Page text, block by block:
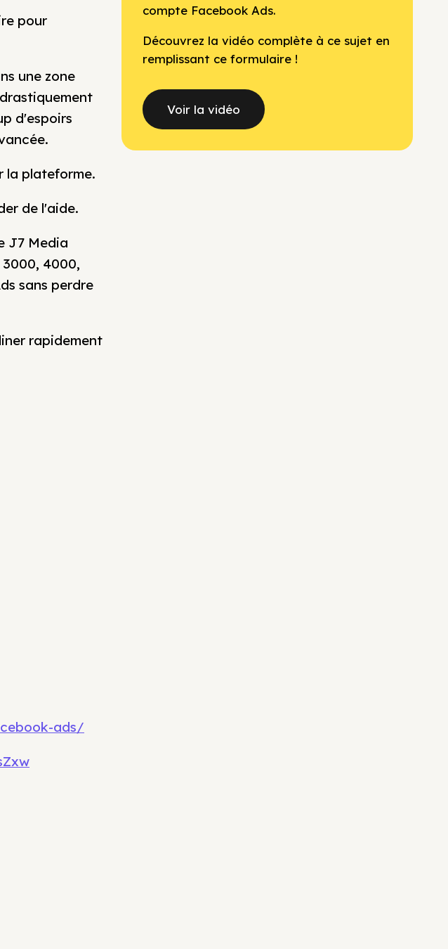
pour
une zone
d'espoirs
la plateforme.
de l'aide.
J7 Media
4000,
sans perdre
rapidement
ads/
compte Facebook Ads.
Découvrez la vidéo complète à ce sujet en
remplissant ce formulaire !
Voir la vidéo